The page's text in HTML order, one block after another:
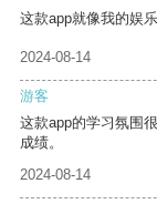
这款app就像我的娱
2024-08-14
游客
这款app的学习氛围
成绩。
2024-08-14